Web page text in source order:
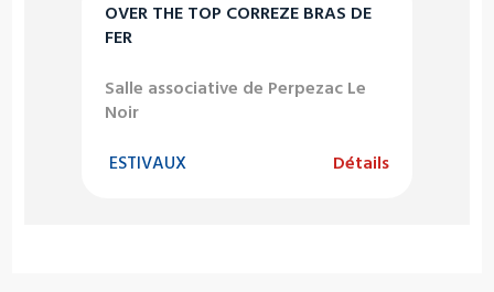
OVER THE TOP CORREZE BRAS DE
FER
Salle associative de Perpezac Le
Noir
ESTIVAUX Détails